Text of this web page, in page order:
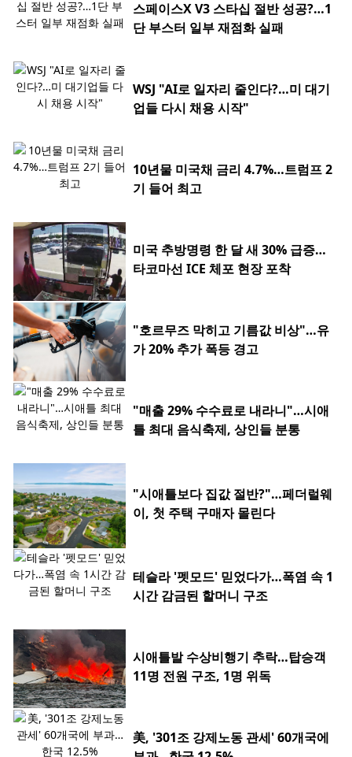
스페이스X V3 스타십 절반 성공?…1
단 부스터 일부 재점화 실패
WSJ "AI로 일자리 줄인다?…미 대기
업들 다시 채용 시작"
10년물 미국채 금리 4.7%…트럼프 2
기 들어 최고
미국 추방명령 한 달 새 30% 급증…
타코마선 ICE 체포 현장 포착
"호르무즈 막히고 기름값 비상"…유
가 20% 추가 폭등 경고
"매출 29% 수수료로 내라니"…시애
틀 최대 음식축제, 상인들 분통
"시애틀보다 집값 절반?"…페더럴웨
이, 첫 주택 구매자 몰린다
테슬라 '펫모드' 믿었다가…폭염 속 1
시간 감금된 할머니 구조
시애틀발 수상비행기 추락…탑승객
11명 전원 구조, 1명 위독
美, '301조 강제노동 관세' 60개국에